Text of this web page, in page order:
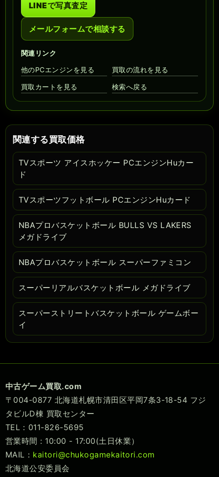
LINEで写真査定
メールフォームで相談する
関連リンク
他のPCエンジンを見る
買取の流れを見る
買取カートを見る 検索へ戻る
関連する買取価格
TVスポーツ アイスホッケー PCエンジンHuカー
ド
TVスポーツフットボール PCエンジンHuカード
NBAプロバスケットボール BULLS VS LAKERS
メガドライブ
NBAプロバスケットボール スーパーファミコン
スーパーリアルバスケットボール メガドライブ
スーパーストリートバスケットボール ゲームボー
イ
中古ゲーム買取.com
〒004-0877 北海道札幌市清田区平岡7条3-18-54 フジ
タビルD棟 買取センター
TEL：011-826-5695
営業時間 : 10:00 - 17:00(土日休業）
MAIL： kaitori@chukogamekaitori.com
北海道公安委員会